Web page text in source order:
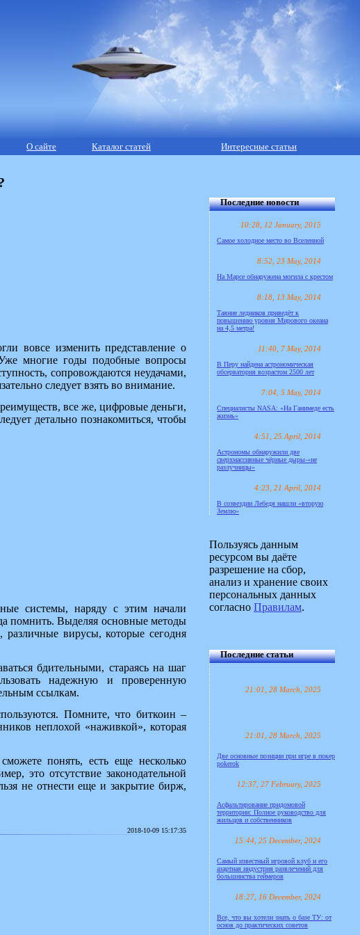
О сайте Каталог статей Интересные статьи
вовсе изменить представление о
многие годы подобные вопросы
сопровождаются неудачами,
следует взять во внимание.
все же, цифровые деньги,
детально познакомиться, чтобы
системы, наряду с этим начали
помнить. Выделяя основные методы
вирусы, которые сегодня
бдительными, стараясь на шаг
надежную и проверенную
ссылкам.
Помните, что биткоин –
неплохой «наживкой», которая
понять, есть еще несколько
это отсутствие законодательной
не отнести еще и закрытие бирж,
2018-10-09 15:17:35
Последние новости
10:28, 12 January, 2015
Самое холодное место во Вселенной
8:52, 23 May, 2014
На Марсе обнаружена могила с крестом
8:18, 13 May, 2014
Таяние ледников приведёт к
повышению уровня Мирового океана
на 4,5 метра!
11:40, 7 May, 2014
В Перу найдена астрономическая
обсерватория возрастом 2500 лет
7:04, 5 May, 2014
Специалисты NASA: «На Ганимеде есть
жизнь»
4:51, 25 April, 2014
Астрономы обнаружили две
сверхмассивные чёрные дыры-«не
разлучницы»
4:23, 21 April, 2014
В созвездии Лебедя нашли «вторую
Землю»
Пользуясь данным
ресурсом вы даёте
разрешение на сбор,
анализ и хранение своих
персональных данных
согласно Правилам.
Последние статьи
21:01, 28 March, 2025
21:01, 28 March, 2025
Две основные позиции при игре в покер
pokerok
12:37, 27 February, 2025
Асфальтирование придомовой
территории: Полное руководство для
жильцов и собственников
15:44, 25 December, 2024
Самый известный игровой клуб и его
азартная индустрия развлечений для
большинства геймеров
18:27, 16 December, 2024
Все, что вы хотели знать о базе ТУ: от
основ до практических советов